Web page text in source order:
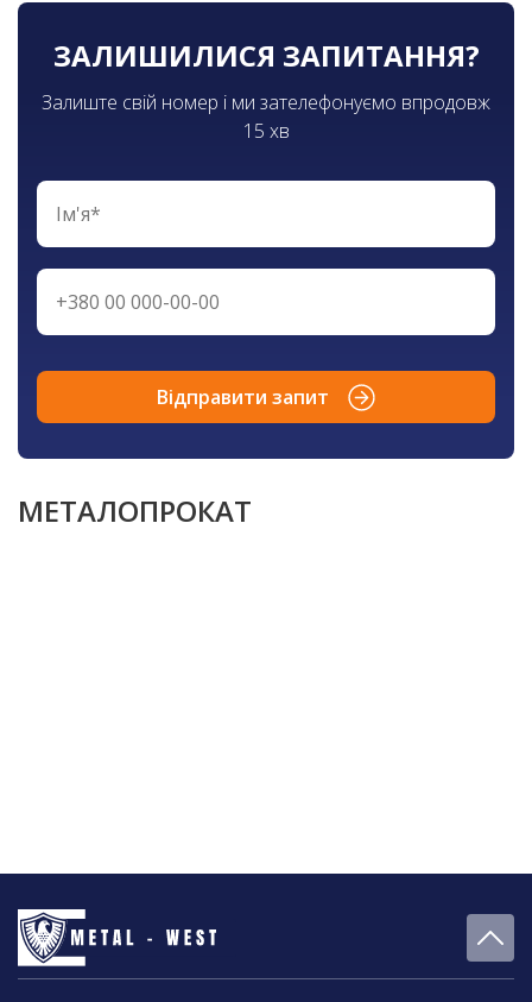
ЗАЛИШИЛИСЯ ЗАПИТАННЯ?
Залиште свій номер і ми зателефонуємо впродовж
15 хв
Відправити запит
МЕТАЛОПРОКАТ